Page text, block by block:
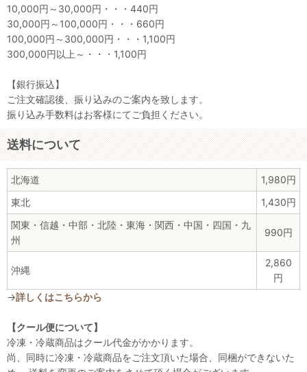
10,000円～30,000円・・・440円
30,000円～100,000円・・・660円
100,000円～300,000円・・・1,100円
300,000円以上～・・・1,100円
【銀行振込】
ご注文確認後、振り込みのご案内を致します。
振り込み手数料はお客様にてご負担ください。
送料について
北海道
1,980円
東北
1,430円
関東・信越・中部・北陸・東海・関西・中国・四国・九
州
990円
沖縄
2,860
円
→詳しくはこちらから
【クール便について】
冷凍・冷蔵商品はクール代金がかかります。
尚、同時に冷凍・冷蔵商品をご注文頂いた場合、同梱ができないた